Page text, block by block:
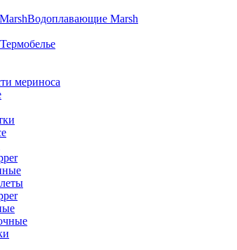
Водоплавающие Marsh
Термобелье
мериноса